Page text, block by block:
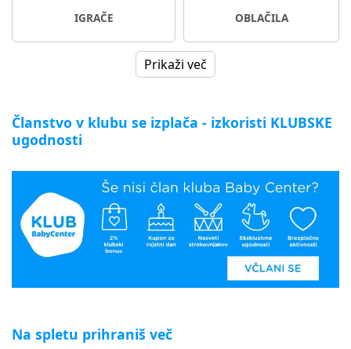
IGRAČE OBLAČILA
Prikaži več
Članstvo v klubu se izplača - izkoristi KLUBSKE
ugodnosti
Na spletu prihraniš več